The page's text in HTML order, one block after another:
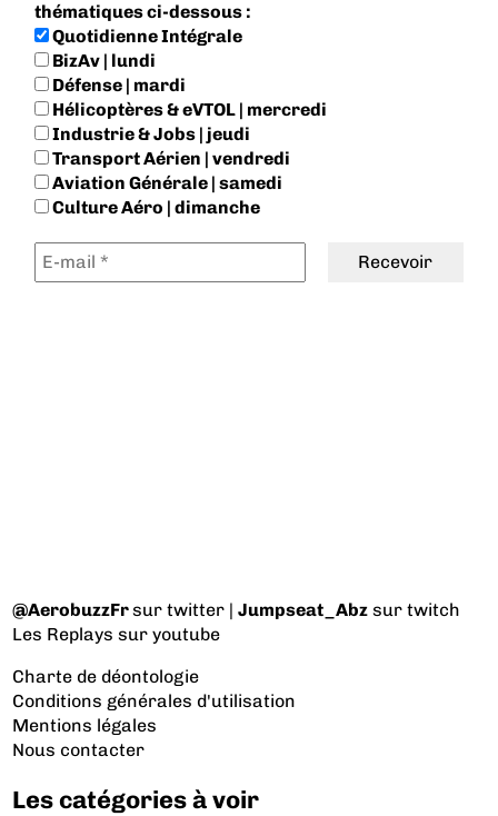
thématiques ci-dessous :
Quotidienne Intégrale
BizAv | lundi
Défense | mardi
Hélicoptères & eVTOL | mercredi
Industrie & Jobs | jeudi
Transport Aérien | vendredi
Aviation Générale | samedi
Culture Aéro | dimanche
@AerobuzzFrsur twitter |Jumpseat_Abz sur twitch
Les Replays sur youtube
Charte de déontologie
Conditions générales d'utilisation
Mentions légales
Nous contacter
Les catégories à voir